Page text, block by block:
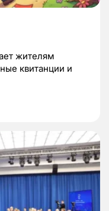
жителям
квитанции и